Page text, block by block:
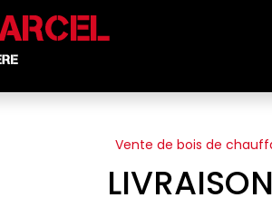
Vente de bois de